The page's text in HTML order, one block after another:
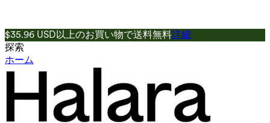
$35.96 USD以上のお買い物で送料無料詳細
探索
ホーム